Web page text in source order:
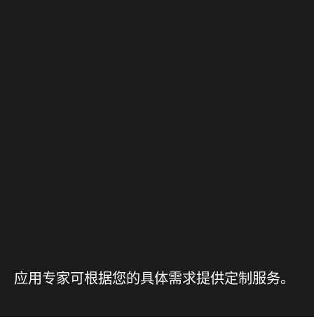
应用专家可根据您的具体需求提供定制服务。